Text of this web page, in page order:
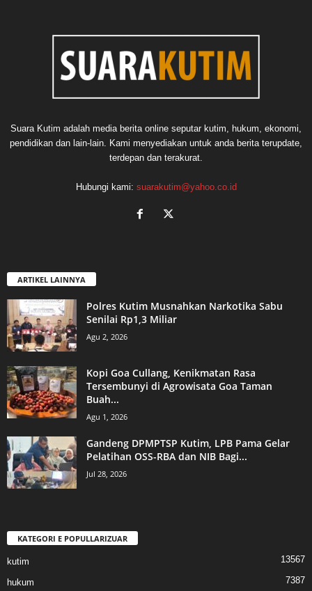
Suara Kutim adalah media berita online seputar kutim, hukum, ekonomi,
pendidikan dan lain-lain. Kami menyediakan untuk anda berita terupdate,
terdepan dan terakurat.
Hubungi kami: suarakutim@yahoo.co.id
ARTIKEL LAINNYA
Polres Kutim Musnahkan Narkotika Sabu
Senilai Rp1,3 Miliar
Agu 2, 2026
Kopi Goa Cullang, Kenikmatan Rasa
Tersembunyi di Agrowisata Goa Taman
Buah...
Agu 1, 2026
Gandeng DPMPTSP Kutim, LPB Pama Gelar
Pelatihan OSS-RBA dan NIB Bagi...
Jul 28, 2026
KATEGORI E POPULLARIZUAR
kutim 13567
hukum 7387